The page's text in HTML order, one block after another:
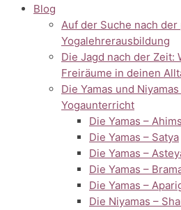
Blog
Auf der Suche nach der
Yogalehrerausbildung
Die Jagd nach der Zeit:
Freiräume in deinen
Die Yamas und
Yogaunterricht
Die Yamas –
Die Yamas – Satya
Die Yamas –
Die Yamas –
Die Yamas –
Die Niyamas –